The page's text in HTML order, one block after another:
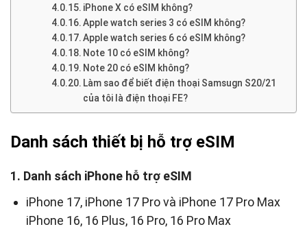
iPhone X có eSIM không?
Apple watch series 3 có eSIM không?
Apple watch series 6 có eSIM không?
Note 10 có eSIM không?
Note 20 có eSIM không?
Làm sao để biết điện thoại Samsugn S20/21
của tôi là điện thoại FE?
Danh sách thiết bị hỗ trợ eSIM
1. Danh sách iPhone hỗ trợ eSIM
iPhone 17, iPhone 17 Pro và iPhone 17 Pro Max
iPhone 16, 16 Plus, 16 Pro, 16 Pro Max